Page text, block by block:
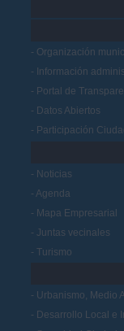
Organización
Información
Portal de
Datos Abiertos
Participación
Noticias
Agenda
Mapa Empresarial
Juntas vecinales
Turismo
Urbanismo, Medio
Desarrollo Local e